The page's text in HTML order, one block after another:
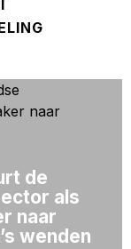
de
als
naar
wenden